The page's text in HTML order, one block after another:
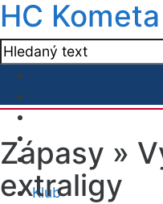
HC
Klub
Zápasy »
extraligy